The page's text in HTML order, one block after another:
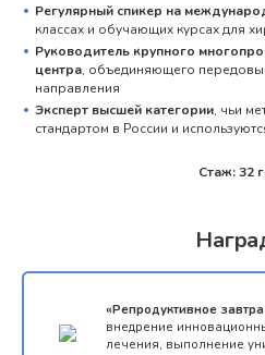
«Репродуктивное
внедрение
лечения, выполнение
Регулярный спикер на
классах и обучающих курсах для
Руководитель крупного
центра, объединяющего
направления
Эксперт высшей категории, чьи
стандартом в России и
Стаж: 32